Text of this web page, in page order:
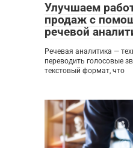
Улучшаем
продаж с
речевой
Речевая аналитика —
переводить голосовые
текстовый формат, что